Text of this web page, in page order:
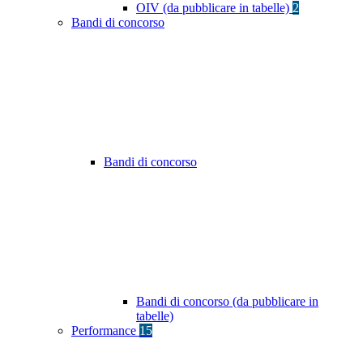
OIV (da pubblicare in tabelle) 2
Bandi di concorso
Bandi di concorso
Bandi di concorso (da pubblicare in
tabelle)
Performance 15